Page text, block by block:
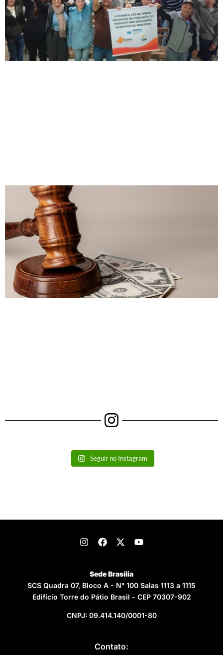
Seguir no Instagram
Sede Brasília
SCS Quadra 07, Bloco A - N° 100 Salas 1113 a 1115
Edifício Torre do Pátio Brasil - CEP 70307-902
CNPJ: 09.414.140/0001-80
Contato: